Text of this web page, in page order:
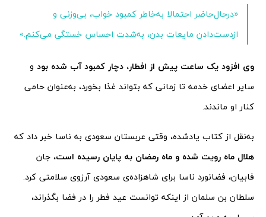
«درحال‌حاضر احتمالا به‌خاطر کمبود خواب، بی‌وزنی و
ازدست‌دادن مایعات بدن، به‌شدت احساس خستگی می‌کنم.»
وی افزود یک ساعت پیش از افطار، دچار کمبود آب شده بود و
سایر اعضای خدمه تا زمانی که بتواند غذا بخورد، به‌عنوان حامی
کنار او ماندند.
به‌نقل از کتاب یادشده، وقتی عربستان سعودی به ناسا خبر داد که
هلال ماه رویت شده و ماه رمضان به پایان رسیده است، جان
فابیان، فضانورد ناسا برای شاهزاده‌ی سعودی آرزوی سلامتی کرد.
سلطان بن سلمان از اینکه توانست عید فطر را در فضا بگذراند،